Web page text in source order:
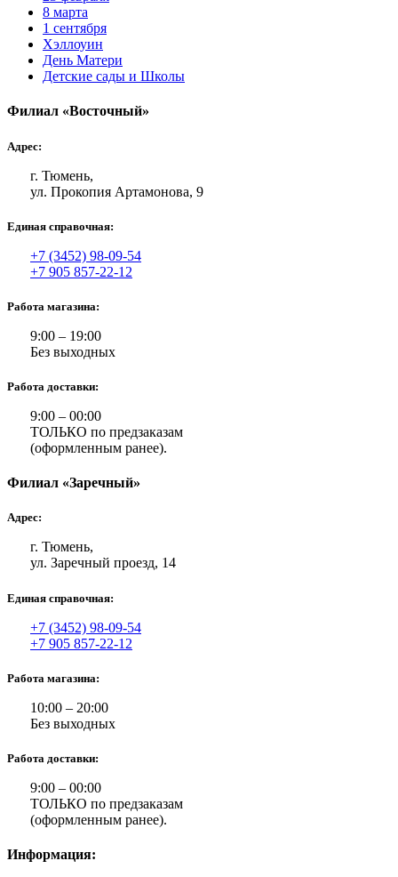
8 марта
1 сентября
Хэллоуин
День Матери
Детские сады и Школы
Филиал «Восточный»
Адрес:
г. Тюмень,
ул. Прокопия Артамонова, 9
Единая справочная:
+7 (3452) 98-09-54
+7 905 857-22-12
Работа магазина:
9:00 – 19:00
Без выходных
Работа доставки:
9:00 – 00:00
ТОЛЬКО по предзаказам
(оформленным ранее).
Филиал «Заречный»
Адрес:
г. Тюмень,
ул. Заречный проезд, 14
Единая справочная:
+7 (3452) 98-09-54
+7 905 857-22-12
Работа магазина:
10:00 – 20:00
Без выходных
Работа доставки:
9:00 – 00:00
ТОЛЬКО по предзаказам
(оформленным ранее).
Информация: